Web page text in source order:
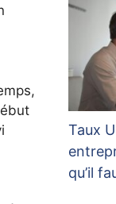
Taux
qu’il